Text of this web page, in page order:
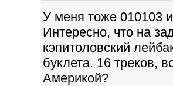
У меня тоже 010103
Интересно, что на
кэпитоловский
буклета. 16 треков,
Америкой?